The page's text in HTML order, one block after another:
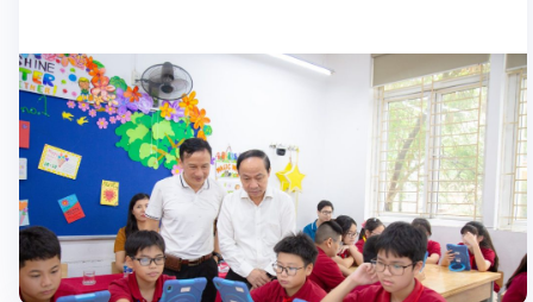
Nhà trường
Nexta tham gia đề án xây dựng và thí điểm
mô hình giáo dục thông minh tại Hà Nội
Nexta tự hào là đơn vị uy tín tham gia đề án xây dựng và thí
điểm mô hình giáo dục thông minh tại thành phố Hà Nội, đánh
dấu bước ngoặt quan trọng trong quá trình chuyển đổi số giáo
dục. Trong bối cảnh chuyển đổi số đang ngày càng phát triển
mạnh mẽ, […]
17/10/2024